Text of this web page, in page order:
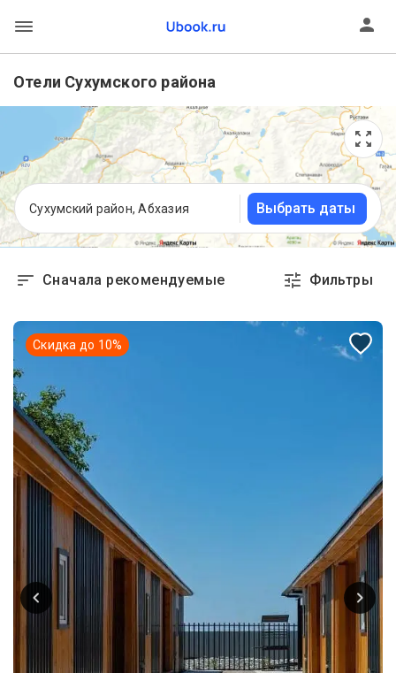
Отели Сухумского района
Сухумский район, Абхазия Выбрать даты
Сначала рекомендуемые Фильтры
Скидка до 10%